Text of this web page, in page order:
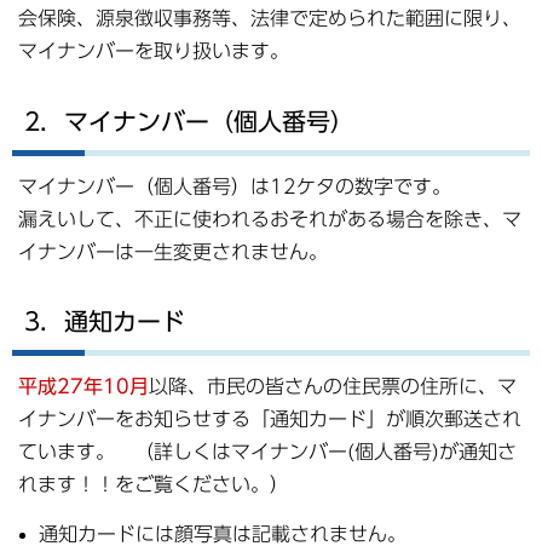
会保険、源泉徴収事務等、法律で定められた範囲に限り、
マイナンバーを取り扱います。
2．マイナンバー（個人番号）
マイナンバー（個人番号）は12ケタの数字です。
漏えいして、不正に使われるおそれがある場合を除き、マ
イナンバーは一生変更されません。
3．通知カード
平成27年10月 以降、市民の皆さんの住民票の住所に、マ
イナンバーをお知らせする「通知カード」が順次郵送され
ています。 （詳しくはマイナンバー(個人番号)が通知さ
れます！！をご覧ください。）
通知カードには顔写真は記載されません。